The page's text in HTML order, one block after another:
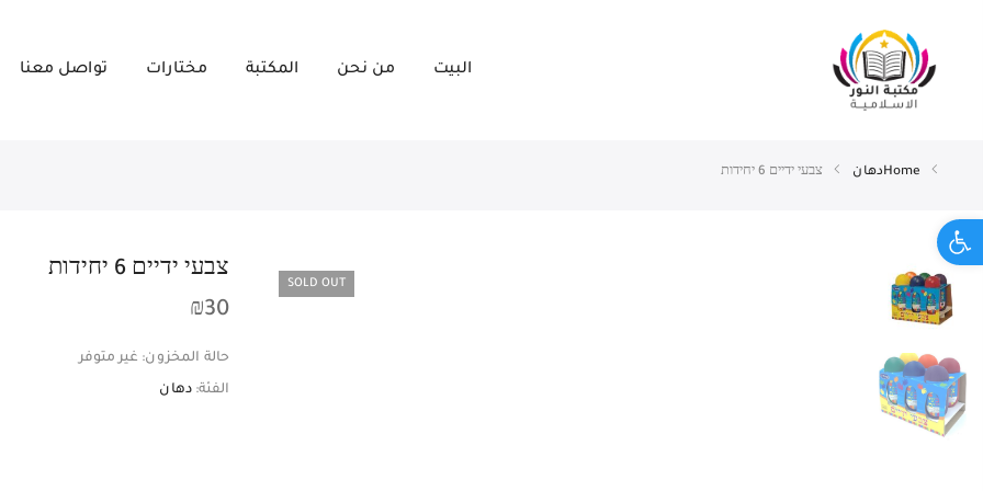
Open toolbar
البيت من نحن المكتبة مختارات تواصل معنا
Homeدهان צבעי ידיים 6 יחידות
SOLD OUT
צבעי ידיים 6 יחידות
₪30
حالة المخزون: غير متوفر
الفئة: دهان